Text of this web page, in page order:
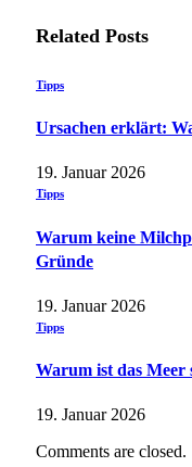
Related Posts
Tipps
Ursachen erklärt:
19. Januar 2026
Tipps
Warum keine
Gründe
19. Januar 2026
Tipps
Warum ist das Meer
19. Januar 2026
Comments are closed.